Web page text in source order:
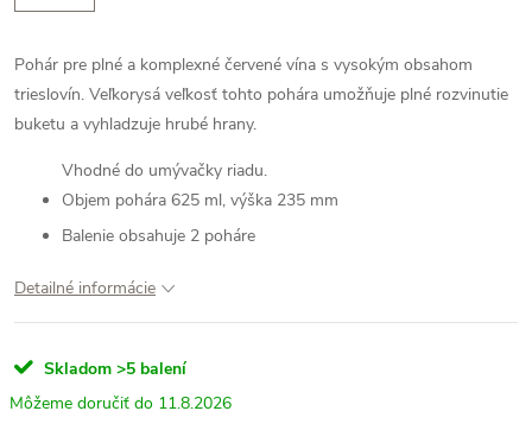
Pohár pre plné a komplexné červené vína s vysokým obsahom
trieslovín. Veľkorysá veľkosť tohto pohára umožňuje plné rozvinutie
buketu a vyhladzuje hrubé hrany.
Vhodné do umývačky riadu.
Objem pohára 625 ml, výška 235 mm
Balenie obsahuje 2 poháre
Detailné informácie
Skladom >5 balení
11.8.2026